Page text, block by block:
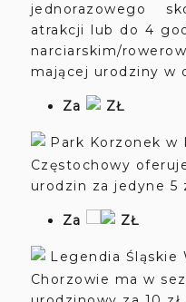
jednorazowego
atrakcji lub do 4
narciarskim/
mającej urodziny w
Za ZŁ
Park Korzonek w
Częstochowy
urodzin za jedyne 5
Za ZŁ
Legendia Śląskie
Chorzowie ma w